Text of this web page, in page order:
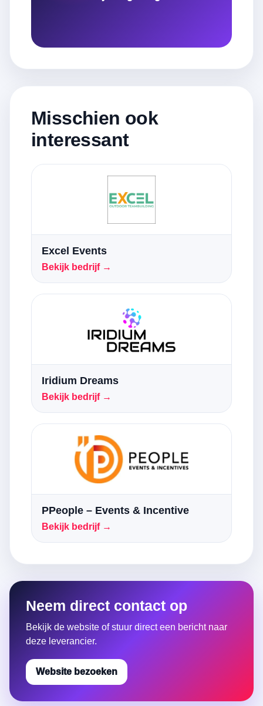
Misschien ook
interessant
Excel Events
Bekijk bedrijf →
Iridium Dreams
Bekijk bedrijf →
PPeople – Events & Incentive
Bekijk bedrijf →
Neem direct contact op
Bekijk de website of stuur direct een bericht naar
deze leverancier.
Website bezoeken